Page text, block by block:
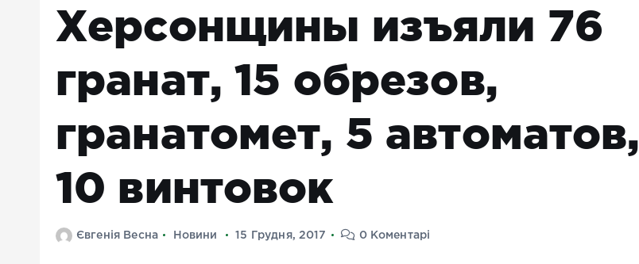
Херсонщины изъяли 76
гранат, 15 обрезов,
гранатомет, 5 автоматов,
10 винтовок
Євгенія Весна Новини 15 Грудня, 2017 0 Коментарі